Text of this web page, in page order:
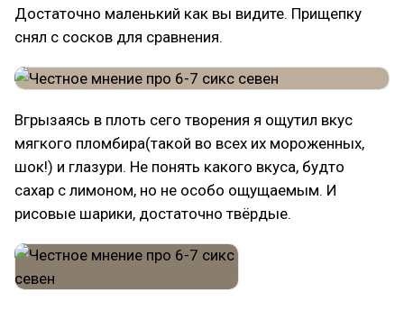
Достаточно маленький как вы видите. Прищепку
снял с сосков для сравнения.
Вгрызаясь в плоть сего творения я ощутил вкус
мягкого пломбира(такой во всех их мороженных,
шок!) и глазури. Не понять какого вкуса, будто
сахар с лимоном, но не особо ощущаемым. И
рисовые шарики, достаточно твёрдые.